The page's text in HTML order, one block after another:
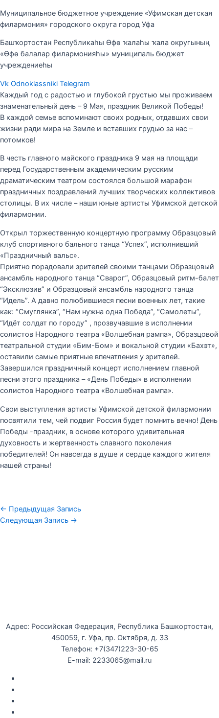
Муниципальное бюджетное учреждение «Уфимская детская
филармония» городского округа город Уфа
Башҡортостан Республикаһы Өфө ҡалаһы ҡала округының
«Өфө балалар филармонияһы» муниципаль бюджет
учреждениеһы
Vk Odnoklassniki Telegram
Каждый год с радостью и глубокой грустью мы проживаем
знаменательный день – 9 Мая, праздник Великой Победы!
В каждой семье вспоминают своих родных, отдавших свои
жизни ради мира на Земле и вставших грудью за нас –
потомков!
В честь главного майского праздника 9 мая на площади
перед Государственным академическим русским
драматическим театром состоялся большой марафон
праздничных поздравлений лучших творческих коллективов
столицы. В их числе – наши юные артисты Уфимской детской
филармонии.
Открыл торжественную концертную программу Образцовый
клуб спортивного бального танца “Успех”, исполнивший
«Праздничный вальс».
Приятно порадовали зрителей своими танцами Образцовый
ансамбль народного танца “Сварог”, Образцовый ритм-балет
“Эксклюзив” и Образцовый ансамбль народного танца
“Идель”. А давно полюбившиеся песни военных лет, такие
как: “Смуглянка”, “Нам нужна одна Победа”, “Самолеты”,
“Идёт солдат по городу” , прозвучавшие в исполнении
солистов Народного театра «Волшебная рампа», Образцовой
театральной студии «Бим-Бом» и вокальной студии «Бахэт»,
оставили самые приятные впечатления у зрителей.
Завершился праздничный концерт исполнением главной
песни этого праздника – «День Победы» в исполнении
солистов Народного театра «Волшебная рампа».
Свои выступления артисты Уфимской детской филармонии
посвятили тем, чей подвиг Россия будет помнить вечно! День
Победы -праздник, в основе которого удивительная
духовность и жертвенность славного поколения
победителей! Он навсегда в душе и сердце каждого жителя
нашей страны!
← Предыдущая Запись
Следующая Запись →
Адрес: Российская Федерация, Республика Башкортостан,
450059, г. Уфа, пр. Октября, д. 33
Телефон: +7(347)223-30-65
E-mail: 2233065@mail.ru